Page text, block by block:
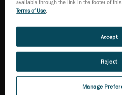
ISO 인증 정확도를
바탕으로 한 총체적
available through the link in the footer of
Terms of Use.
Manage
Reject
Accept